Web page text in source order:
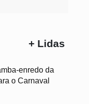
+ Lidas
enredo da
o Carnaval